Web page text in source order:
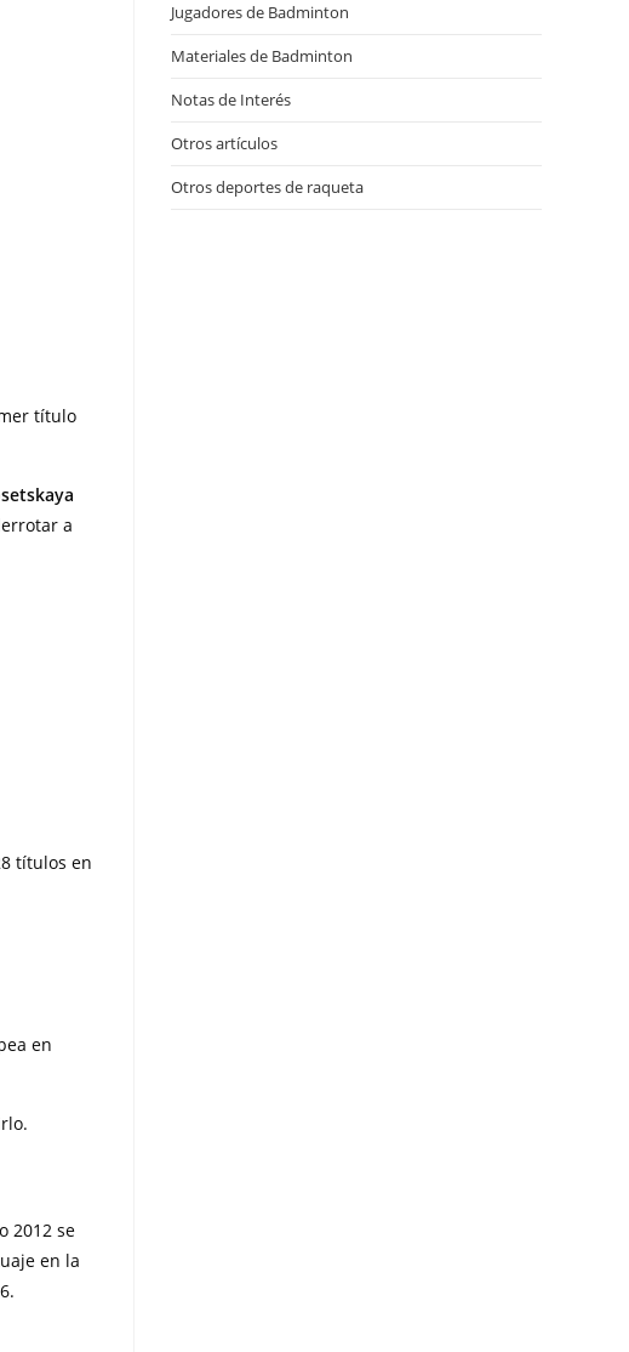
título
a
títulos en
en
2012 se
en la
Jugadores de Badminton
Materiales de Badminton
Notas de Interés
Otros artículos
Otros deportes de raqueta